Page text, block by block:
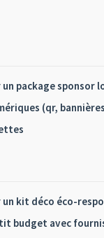
package sponsor
(qr,
kit déco éco-
budget avec